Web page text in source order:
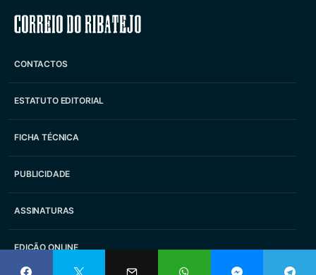
Correio do Ribatejo
CONTACTOS
ESTATUTO EDITORIAL
FICHA TÉCNICA
PUBLICIDADE
ASSINATURAS
EDIÇÃO ONLINE